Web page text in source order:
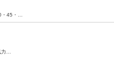
45・…
…